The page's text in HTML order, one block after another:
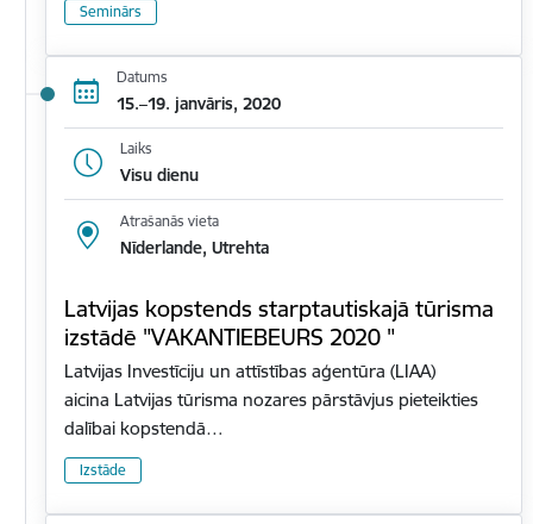
Seminārs
Datums
15.–19. janvāris, 2020
Laiks
Visu dienu
Atrašanās vieta
Nīderlande, Utrehta
Latvijas kopstends starptautiskajā tūrisma
izstādē "VAKANTIEBEURS 2020 "
Latvijas Investīciju un attīstības aģentūra (LIAA)
aicina Latvijas tūrisma nozares pārstāvjus pieteikties
dalībai kopstendā…
Izstāde